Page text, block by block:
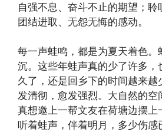
自强不息、奋斗不止的期望；
团结进取、无怨无悔的感动。
每一声蛙鸣，都是为夏天着色。
沉。这些年蛙声真的少了许多，
久了，还是回乡下的时间越来越
发清彻，愈发强烈。大自然的空
真想邀上一帮文友在荷塘边摆上
听着蛙声，伴着明月，多少伤感